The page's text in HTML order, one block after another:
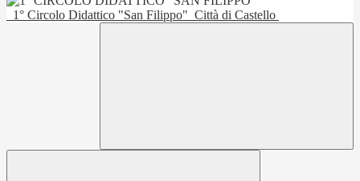
1° Circolo Didattico "San Filippo" Città di Castello